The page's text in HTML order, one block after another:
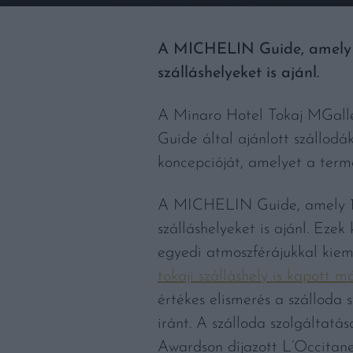
A MICHELIN Guide,
szálláshelyeket is ajánl.
A Minaro Hotel Tokaj
Guide által ajánlott
koncepcióját, amelyet a
A MICHELIN Guide, amely
szálláshelyeket is ajánl.
egyedi atmoszférájukkal
tokaji szálláshely is kapott
értékes elismerés a szálloda
iránt. A szálloda
Awardson díjazott